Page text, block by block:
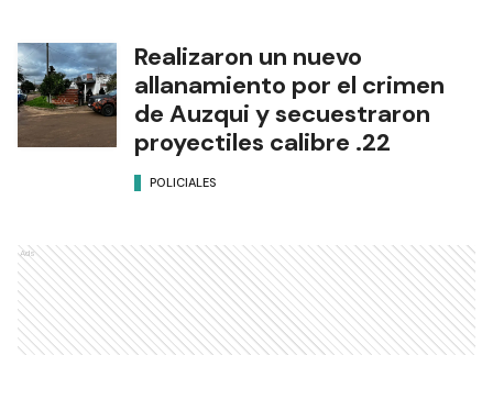
Realizaron un nuevo
allanamiento por el crimen
de Auzqui y secuestraron
proyectiles calibre .22
POLICIALES
Ads